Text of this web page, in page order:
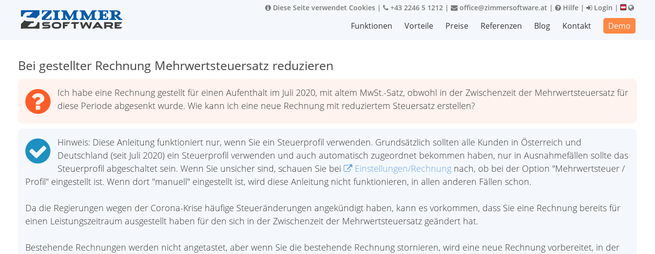
Diese Seite verwendet Cookies | +43 2246 5 1212 | office@zimmersoftware.at | Hilfe | Login |
Funktionen Vorteile Preise Referenzen Blog Kontakt Demo
Bei gestellter Rechnung Mehrwertsteuersatz reduzieren
Ich habe eine Rechnung gestellt für einen Aufenthalt im Juli 2020, mit altem MwSt.-Satz, obwohl in der Zwischenzeit der Mehrwertsteuersatz für
diese Periode abgesenkt wurde. Wie kann ich eine neue Rechnung mit reduziertem Steuersatz erstellen?
Hinweis: Diese Anleitung funktioniert nur, wenn Sie ein Steuerprofil verwenden. Grundsätzlich sollten alle Kunden in Österreich und
Deutschland (seit Juli 2020) ein Steuerprofil verwenden und auch automatisch zugeordnet bekommen haben, nur in Ausnahmefällen sollte das
Steuerprofil abgeschaltet sein. Wenn Sie unsicher sind, schauen Sie bei
Einstellungen/Rechnung nach, ob bei der Option "Mehrwertsteuer /
Profil" eingestellt ist. Wenn dort "manuell" eingestellt ist, wird diese Anleitung nicht funktionieren, in allen anderen Fällen schon.
Da die Regierungen wegen der Corona-Krise häufige Steueränderungen angekündigt haben, kann es vorkommen, dass Sie eine Rechnung bereits für
einen Leistungszeitraum ausgestellt haben für den sich in der Zwischenzeit der Mehrwertsteuersatz geändert hat.
Bestehende Rechnungen werden nicht angetastet, aber wenn Sie die bestehende Rechnung stornieren, wird eine neue Rechnung vorbereitet, in der